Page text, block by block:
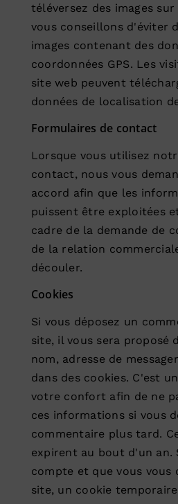
téléversez des images
vous conseillons d'éviter
images contenant des
coordonnées GPS. Les
site web peuvent
données de localisation
Formulaires de contact
Lorsque vous utilisez
contact, nous vous
accord afin que les
puissent être exploitées
cadre de la demande de
de la relation
découler.
Cookies
Si vous déposez un
site, il vous sera proposé
nom, adresse de
dans des cookies. C'est
votre confort afin de ne
ces informations si vous
commentaire plus tard.
expirent au bout d'un an.
compte et que vous vous
site, un cookie